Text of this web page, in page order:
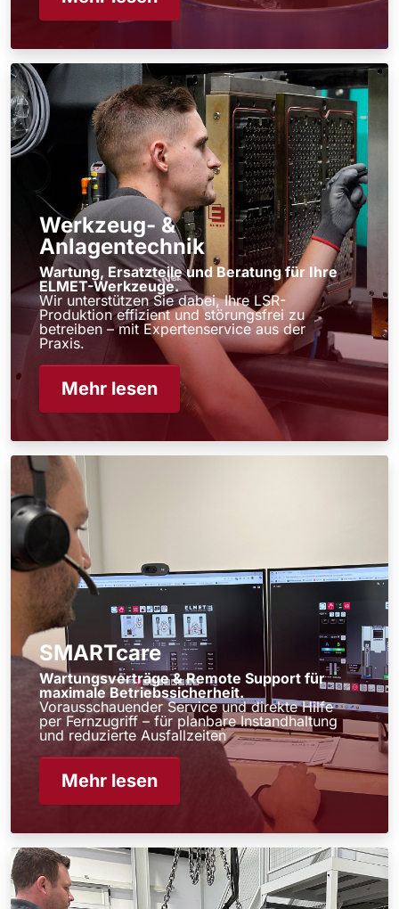
Werkzeug- &
Anlagentechnik
Wartung, Ersatzteile und Beratung für Ihre
ELMET-Werkzeuge.
Wir unterstützen Sie dabei, Ihre LSR-
Produktion effizient und störungsfrei zu
betreiben – mit Expertenservice aus der
Praxis.
Mehr lesen
SMARTcare
Wartungsverträge & Remote Support für
maximale Betriebssicherheit.
Vorausschauender Service und direkte Hilfe
per Fernzugriff – für planbare Instandhaltung
und reduzierte Ausfallzeiten
Mehr lesen